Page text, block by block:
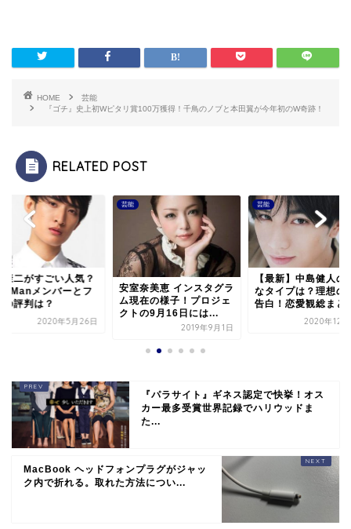
HOME
芸能
『ゴチ』史上初Wピタリ賞100万獲得！千鳥のノブと本田翼が今年初のW奇跡！
RELATED POST
康二がすごい人気？
メンバーとフ
の評判は？
2020年5月26日
芸能
安室奈美恵 インスタグラ
ム現在の様子！プロジェ
クトの9月16日には...
2019年9月1日
芸能
【最新】中島健人の
なタイプは？理想の
告白！恋愛観総まと
2020年12
『パラサイト』ギネス認定で快挙！オス
カー最多受賞世界記録でハリウッドま
た...
MacBook ヘッドフォンプラグがジャッ
ク内で折れる。取れた方法につい...